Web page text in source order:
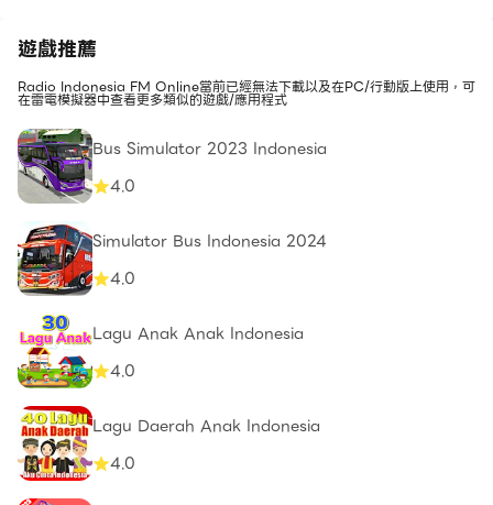
遊戲推薦
Radio Indonesia FM Online當前已經無法下載以及在PC/行動版上使用，可
在雷電模擬器中查看更多類似的遊戲/應用程式
Bus Simulator 2023 Indonesia
4.0
Simulator Bus Indonesia 2024
4.0
Lagu Anak Anak Indonesia
4.0
Lagu Daerah Anak Indonesia
4.0